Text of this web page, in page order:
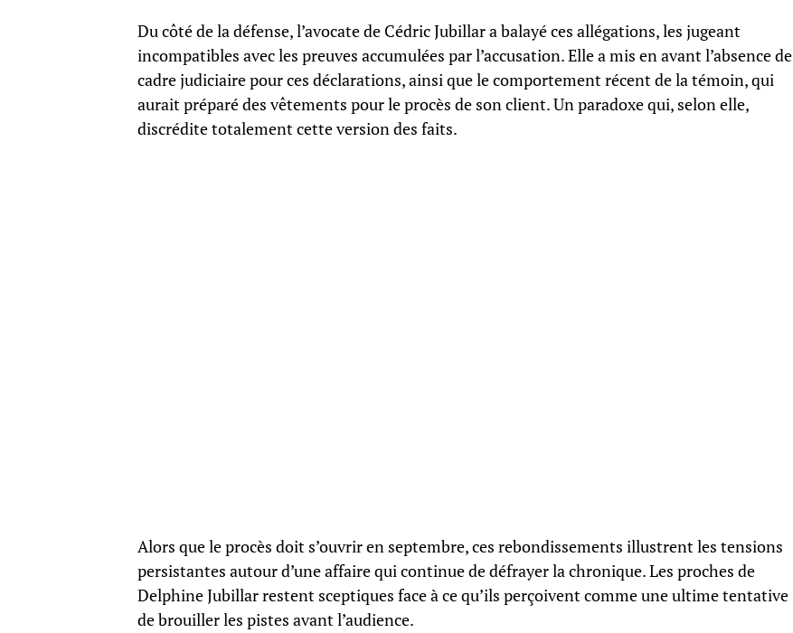
Du côté de la défense, l’avocate de Cédric Jubillar a balayé ces allégations, les jugeant
incompatibles avec les preuves accumulées par l’accusation. Elle a mis en avant l’absence de
cadre judiciaire pour ces déclarations, ainsi que le comportement récent de la témoin, qui
aurait préparé des vêtements pour le procès de son client. Un paradoxe qui, selon elle,
discrédite totalement cette version des faits.
Alors que le procès doit s’ouvrir en septembre, ces rebondissements illustrent les tensions
persistantes autour d’une affaire qui continue de défrayer la chronique. Les proches de
Delphine Jubillar restent sceptiques face à ce qu’ils perçoivent comme une ultime tentative
de brouiller les pistes avant l’audience.